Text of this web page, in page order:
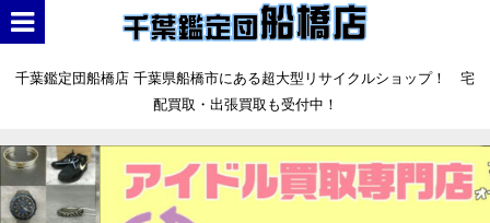
千葉鑑定団船橋店 千葉県船橋市にある超大型リサイクルショップ！ 宅
配買取・出張買取も受付中！